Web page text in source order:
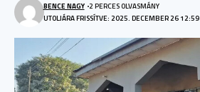
UTOLJÁRA FRISSÍTVE: 2025. DECEMBER 26 12:59
BENCE NAGY 2 PERCES OLVASMÁNY